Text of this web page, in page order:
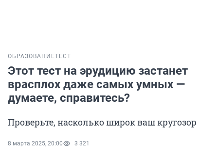
ОБРАЗОВАНИЕТЕСТ
Этот тест на эрудицию застанет
врасплох даже самых умных —
думаете, справитесь?
Проверьте, насколько широк ваш кругозор
8 марта 2025, 20:00 3 321